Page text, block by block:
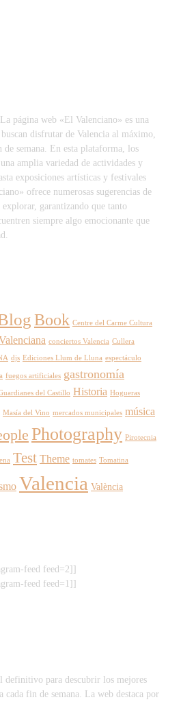
La página web «El Valenciano» es una
disfrutar de Valencia al máximo,
de semana. En esta plataforma, los
amplia variedad de actividades y
exposiciones artísticas y festivales
ofrece numerosas sugerencias de
garantizando que tanto
siempre algo emocionante que
Book Centre del Carme Cultura
conciertos Valencia Cullera
djs Ediciones Llum de Lluna espectáculo
fuegos artificiales gastronomía
del Castillo Historia Hogueras
Masía del Vino mercados municipales música
Photography Pirotecnia
Test Theme tomates Tomatina
Valencia València
feed feed=2]]
feed feed=1]]
definitivo para descubrir los mejores
cada fin de semana. La web destaca por